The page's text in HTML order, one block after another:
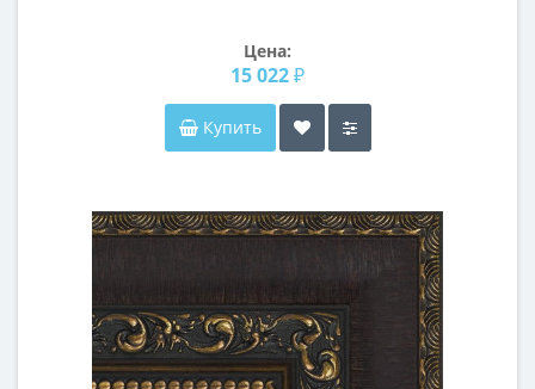
Цена:
15 022 ₽
Купить